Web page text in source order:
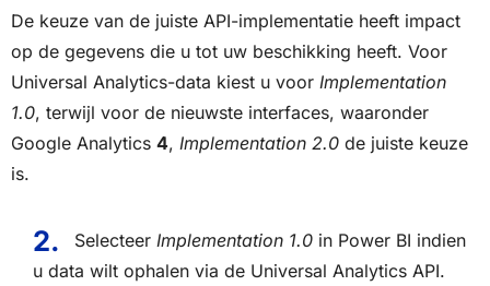
De keuze van de juiste API-implementatie heeft impact
op de gegevens die u tot uw beschikking heeft. Voor
Universal Analytics-data kiest u voor Implementation
1.0, terwijl voor de nieuwste interfaces, waaronder
Google Analytics 4, Implementation 2.0 de juiste keuze
is.
Selecteer Implementation 1.0in Power BI indien
u data wilt ophalen via de Universal Analytics API.